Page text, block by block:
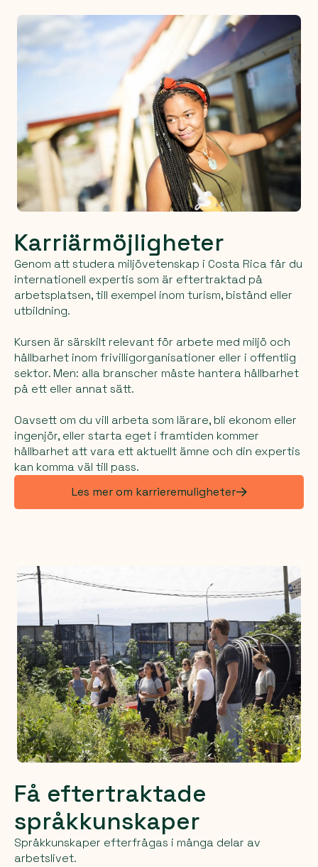
Karriärmöjligheter
Genom att studera miljövetenskap i Costa Rica får du
internationell expertis som är eftertraktad på
arbetsplatsen, till exempel inom turism, bistånd eller
utbildning.
Kursen är särskilt relevant för arbete med miljö och
hållbarhet inom frivilligorganisationer eller i offentlig
sektor. Men: alla branscher måste hantera hållbarhet
på ett eller annat sätt.
Oavsett om du vill arbeta som lärare, bli ekonom eller
ingenjör, eller starta eget i framtiden kommer
hållbarhet att vara ett aktuellt ämne och din expertis
kan komma väl till pass.
Les mer om karrieremuligheter
Få eftertraktade
språkkunskaper
Språkkunskaper efterfrågas i många delar av
arbetslivet.